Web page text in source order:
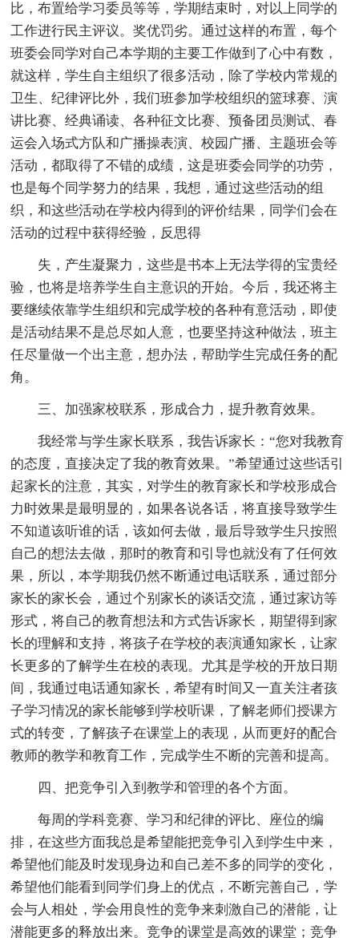
比，布置给学习委员等等，学期结束时，对以上同学的
工作进行民主评议。奖优罚劣。通过这样的布置，每个
班委会同学对自己本学期的主要工作做到了心中有数，
就这样，学生自主组织了很多活动，除了学校内常规的
卫生、纪律评比外，我们班参加学校组织的篮球赛、演
讲比赛、经典诵读、各种征文比赛、预备团员测试、春
运会入场式方队和广播操表演、校园广播、主题班会等
活动，都取得了不错的成绩，这是班委会同学的功劳，
也是每个同学努力的结果，我想，通过这些活动的组
织，和这些活动在学校内得到的评价结果，同学们会在
活动的过程中获得经验，反思得
失，产生凝聚力，这些是书本上无法学得的宝贵经
验，也将是培养学生自主意识的开始。今后，我还将主
要继续依靠学生组织和完成学校的各种有意活动，即使
是活动结果不是总尽如人意，也要坚持这种做法，班主
任尽量做一个出主意，想办法，帮助学生完成任务的配
角。
三、加强家校联系，形成合力，提升教育效果。
我经常与学生家长联系，我告诉家长：“您对我教育
的态度，直接决定了我的教育效果。”希望通过这些话引
起家长的注意，其实，对学生的教育家长和学校形成合
力时效果是最明显的，如果各说各话，将直接导致学生
不知道该听谁的话，该如何去做，最后导致学生只按照
自己的想法去做，那时的教育和引导也就没有了任何效
果，所以，本学期我仍然不断通过电话联系，通过部分
家长的家长会，通过个别家长的谈话交流，通过家访等
形式，将自己的教育想法和方式告诉家长，期望得到家
长的理解和支持，将孩子在学校的表演通知家长，让家
长更多的了解学生在校的表现。尤其是学校的开放日期
间，我通过电话通知家长，希望有时间又一直关注者孩
子学习情况的家长能够到学校听课，了解老师们授课方
式的转变，了解孩子在课堂上的表现，从而更好的配合
教师的教学和教育工作，完成学生不断的完善和提高。
四、把竞争引入到教学和管理的各个方面。
每周的学科竞赛、学习和纪律的评比、座位的编
排，在这些方面我总是希望能把竞争引入到学生中来，
希望他们能及时发现身边和自己差不多的同学的变化，
希望他们能看到同学们身上的优点，不断完善自己，学
会与人相处，学会用良性的竞争来刺激自己的潜能，让
潜能更多的释放出来。竞争的课堂是高效的课堂；竞争